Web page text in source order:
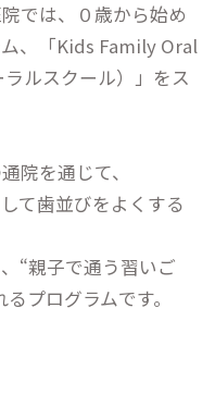
では、０歳から始め
、「Kids Family Oral
ルスクール）」をス
院を通じて、
て歯並びをよくする
“親子で通う習いご
プログラムです。